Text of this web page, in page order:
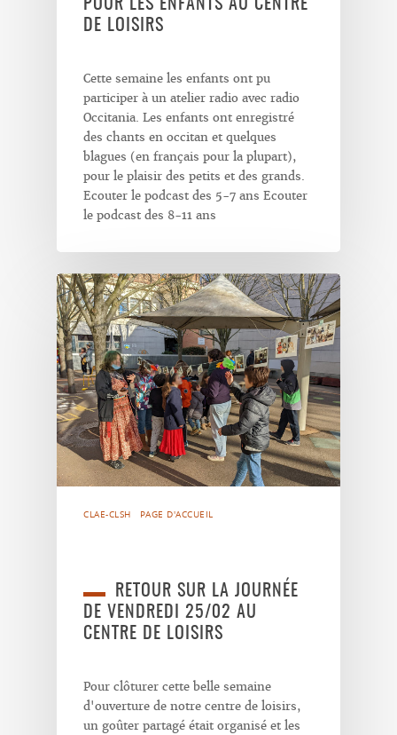
POUR LES ENFANTS AU CENTRE
DE LOISIRS
Cette semaine les enfants ont pu
participer à un atelier radio avec radio
Occitania. Les enfants ont enregistré
des chants en occitan et quelques
blagues (en français pour la plupart),
pour le plaisir des petits et des grands.
Ecouter le podcast des 5-7 ans Ecouter
le podcast des 8-11 ans
CLAE-CLSH PAGE D'ACCUEIL
RETOUR SUR LA JOURNÉE
DE VENDREDI 25/02 AU
CENTRE DE LOISIRS
Pour clôturer cette belle semaine
d'ouverture de notre centre de loisirs,
un goûter partagé était organisé et les